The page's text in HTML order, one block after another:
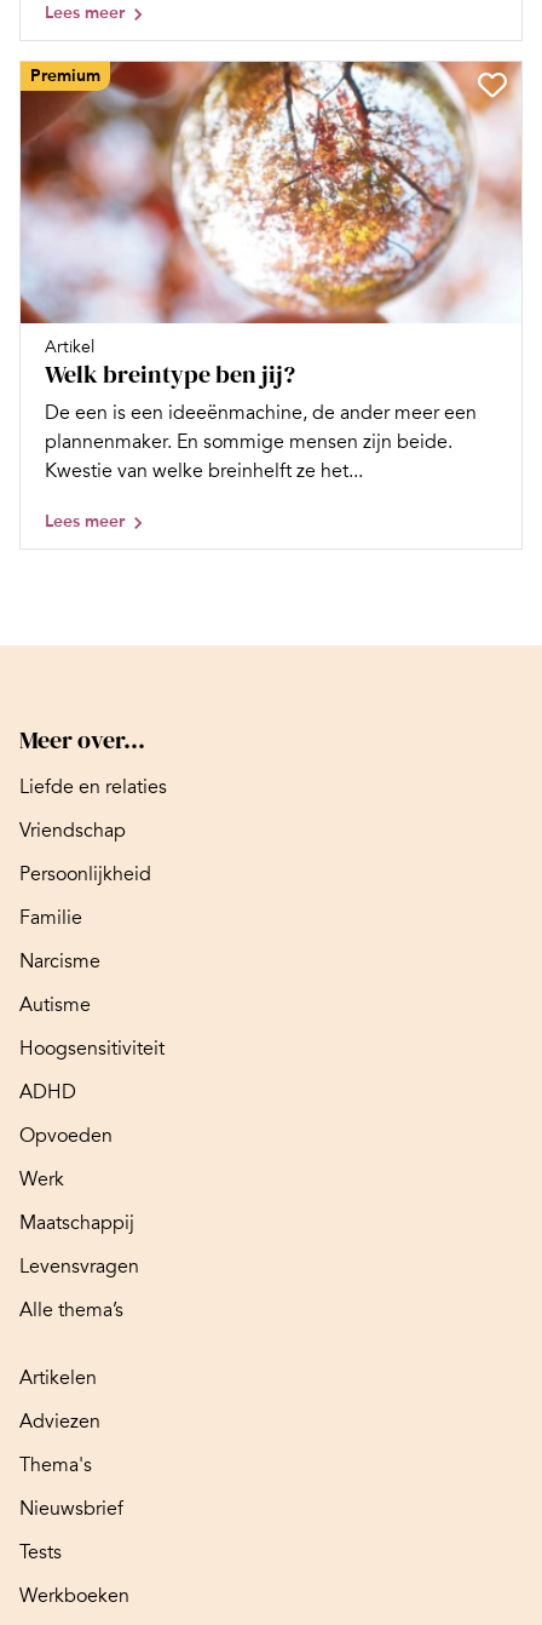
Lees meer
Premium
Artikel
Welk breintype ben jij?
De een is een ideeënmachine, de ander meer een
plannenmaker. En sommige mensen zijn beide.
Kwestie van welke breinhelft ze het...
Lees meer
Meer over...
Liefde en relaties
Vriendschap
Persoonlijkheid
Familie
Narcisme
Autisme
Hoogsensitiviteit
ADHD
Opvoeden
Werk
Maatschappij
Levensvragen
Alle thema’s
Artikelen
Adviezen
Thema's
Nieuwsbrief
Tests
Werkboeken